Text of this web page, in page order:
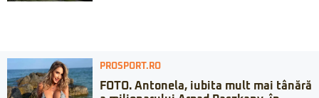
PROSPORT.RO
FOTO. Antonela, iubita mult mai tânără